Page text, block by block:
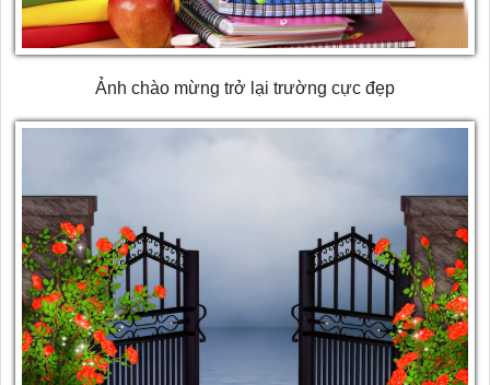
Ảnh chào mừng trở lại trường cực đẹp